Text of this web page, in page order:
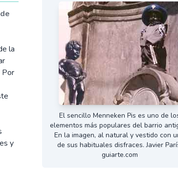
la
Por
y
El sencillo Menneken Pis es uno de
elementos más populares del barrio
En la imagen, al natural y vestido con
de sus habituales disfraces. Javier
guiarte.com